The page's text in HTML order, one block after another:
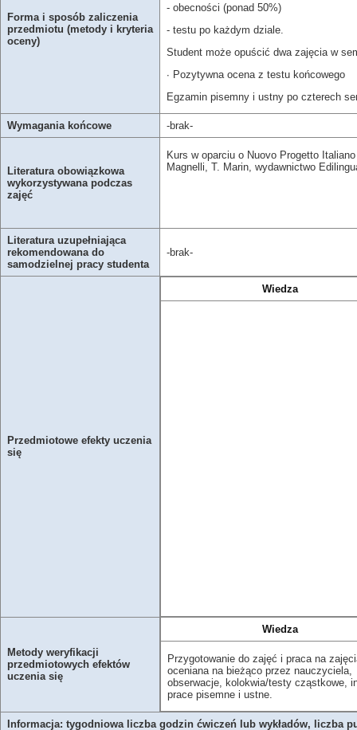
Forma i sposób zaliczenia
przedmiotu (metody i kryteria
oceny)
- obecności (ponad 50%)
- testu po każdym dziale.
Student może opuścić dwa zajęcia w
∙ Pozytywna ocena z testu końcowego
Egzamin pisemny i ustny po czterech
Wymagania końcowe -brak-
Literatura obowiązkowa
wykorzystywana podczas
zajęć
Kurs w oparciu o Nuovo Progetto
Magnelli, T. Marin, wydawnictwo
Literatura uzupełniająca
rekomendowana do
samodzielnej pracy studenta
-brak-
Przedmiotowe efekty uczenia
się
Wiedza
Metody weryfikacji
przedmiotowych efektów
uczenia się
Wiedza
Przygotowanie do zajęć i praca na
oceniana na bieżąco przez nauczyciela,
obserwacje, kolokwia/testy cząstkowe,
prace pisemne i ustne.
Informacja: tygodniowa liczba godzin ćwiczeń lub wykładów, liczba